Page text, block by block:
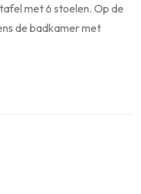
met 6 stoelen. Op de
de badkamer met